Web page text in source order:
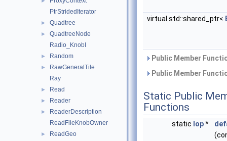
PtrStridedIterator
► Quadtree
►
QuadtreeNode
Radio_KnobI
► Random
►
RawGeneralTile
Ray
► Read
► Reader
►
ReaderDescription
ReadFileKnobOwner
►
ReadGeo
virtual std::shared_ptr<
Public Member
Public Member
Static Public
Functions
static Iop*